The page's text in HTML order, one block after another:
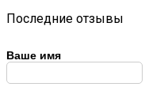
Последние отзывы
Ваше имя